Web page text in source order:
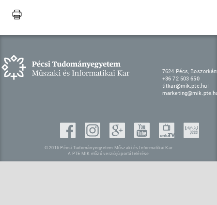
7624 Pécs,
+36 72 503 650
titkar@mik.pte.hu |
© 2016 Pécsi Tudományegyetem Műszaki és Informatikai Kar
A PTE MIK előző verziójú portál elérése